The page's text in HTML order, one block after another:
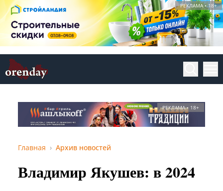
РЕКЛАМА • 18+
РЕКЛАМА • 18+
Главная Архив новостей
Владимир Якушев: в 2024